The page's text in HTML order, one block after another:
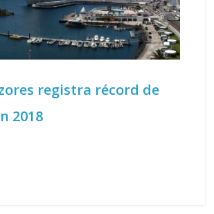
registra récord de
2018